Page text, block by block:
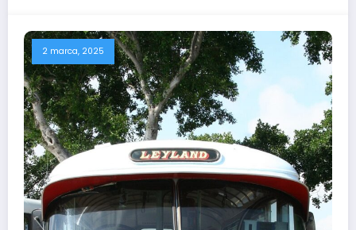
2 marca, 2025